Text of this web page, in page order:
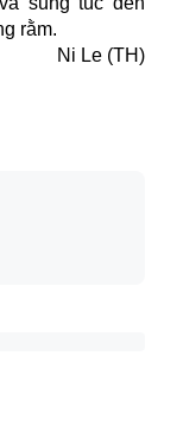
rằm.
Ni Le (TH)